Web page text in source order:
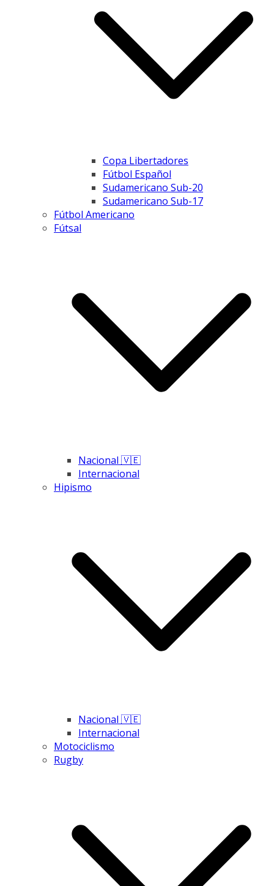
Copa Libertadores
Fútbol Español
Sudamericano Sub-20
Sudamericano Sub-17
Fútbol Americano
Fútsal
Nacional 🇻🇪
Internacional
Hipismo
Nacional 🇻🇪
Internacional
Motociclismo
Rugby